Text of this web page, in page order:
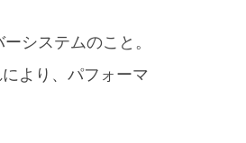
システムのこと。
より、パフォーマ